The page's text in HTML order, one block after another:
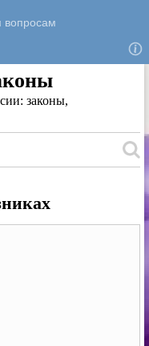
законы,
по сайту: rk-